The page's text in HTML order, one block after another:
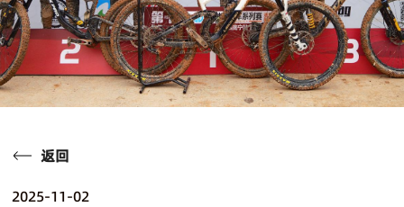
返回
2025-11-02